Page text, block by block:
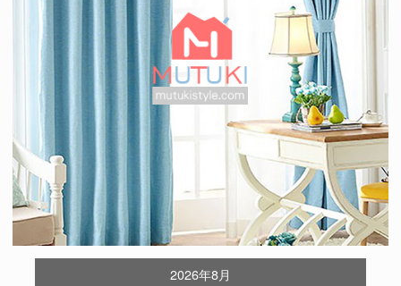
2026年8月